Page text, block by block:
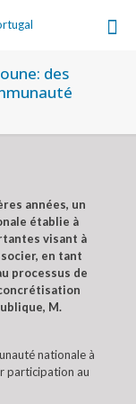
des
années, un
établie à
visant à
en tant
processus de
M.
nationale à
participation au